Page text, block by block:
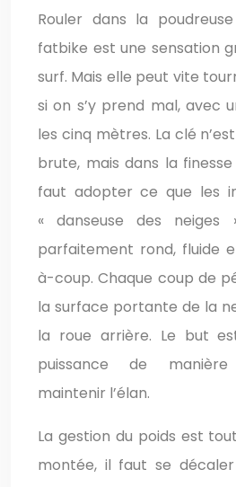
Rouler dans la
fatbike est une sensation
surf. Mais elle peut vite
si on s’y prend mal, avec
les cinq mètres. La clé
brute, mais dans la
faut adopter ce que les
« danseuse des
parfaitement rond, fluide
à-coup. Chaque coup de
la surface portante de la
la roue arrière. Le but
puissance de
maintenir l’élan.
La gestion du poids est
montée, il faut se